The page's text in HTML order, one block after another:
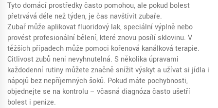
Tyto domácí prostředky často pomohou, ale pokud bolest
přetrvává déle než týden, je čas navštívit zubaře.
Zubař může aplikovat fluoridový lak, speciální výplně nebo
provést profesionální bělení, které znovu posílí sklovinu. V
těžších případech může pomoci kořenová kanálková terapie.
Citlivost zubů není nevyhnutelná. S několika úpravami
každodenní rutiny můžete značně snížit výskyt a užívat si jídla i
nápojů bez nepříjemných šoků. Pokud máte pochybnosti,
objednejte se na kontrolu – včasná diagnóza často ušetří
bolest i peníze.